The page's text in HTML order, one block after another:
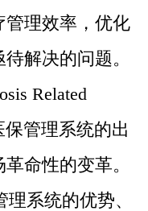
管理效率，优化
解决的问题。
Related
保管理系统的出
命性的变革。
系统的优势、